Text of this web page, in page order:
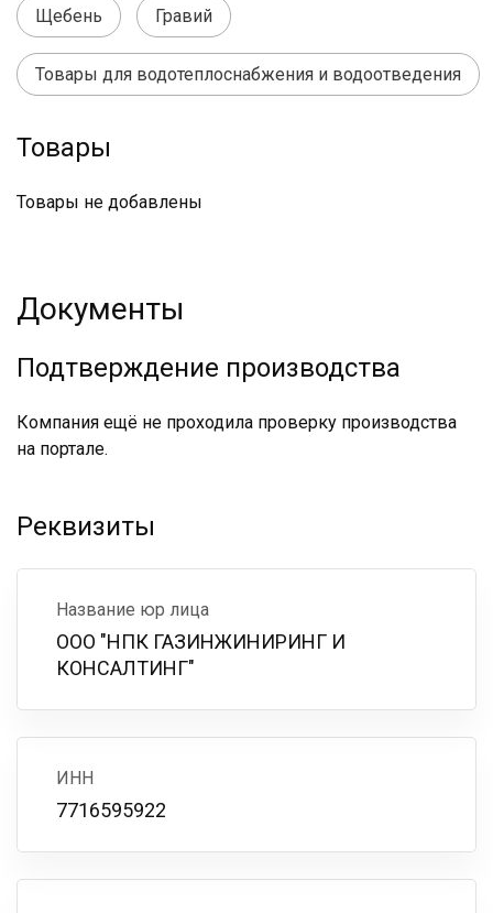
Щебень Гравий
Товары для водотеплоснабжения и водоотведения
Товары
Товары не добавлены
Документы
Подтверждение производства
Компания ещё не проходила проверку производства
на портале.
Реквизиты
Название юр лица
ООО "НПК ГАЗИНЖИНИРИНГ И
КОНСАЛТИНГ"
ИНН
7716595922